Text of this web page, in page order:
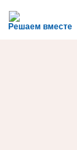
Решаем вместе